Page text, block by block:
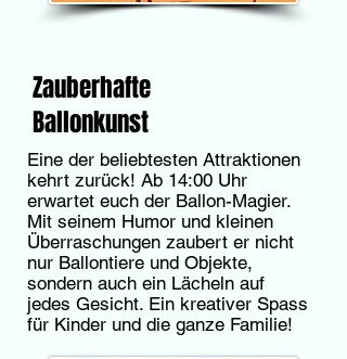
Zauberhafte
Ballonkunst
Eine der beliebtesten Attraktionen
kehrt zurück! Ab 14:00 Uhr
erwartet euch der Ballon-Magier.
Mit seinem Humor und kleinen
Überraschungen zaubert er nicht
nur Ballontiere und Objekte,
sondern auch ein Lächeln auf
jedes Gesicht. Ein kreativer Spass
für Kinder und die ganze Familie!